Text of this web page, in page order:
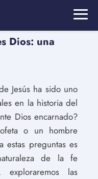
Dios: una
Jesús ha sido uno
en la historia del
Dios encarnado?
o un hombre
estas preguntas es
de la fe
las